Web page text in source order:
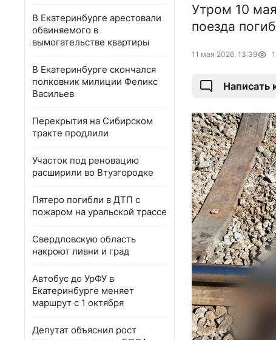
В Екатеринбурге арестовали
обвиняемого в
вымогательстве квартиры
В Екатеринбурге скончался
полковник милиции Феликс
Васильев
Перекрытия на Сибирском
тракте продлили
Участок под реновацию
расширили во Втузгородке
Пятеро погибли в ДТП с
пожаром на уральской трассе
Свердловскую область
накроют ливни и град
Автобус до УрФУ в
Екатеринбурге меняет
маршрут с 1 октября
Депутат объяснил рост
Утром 10
поезда
11 мая 2026, 13:39
Написать